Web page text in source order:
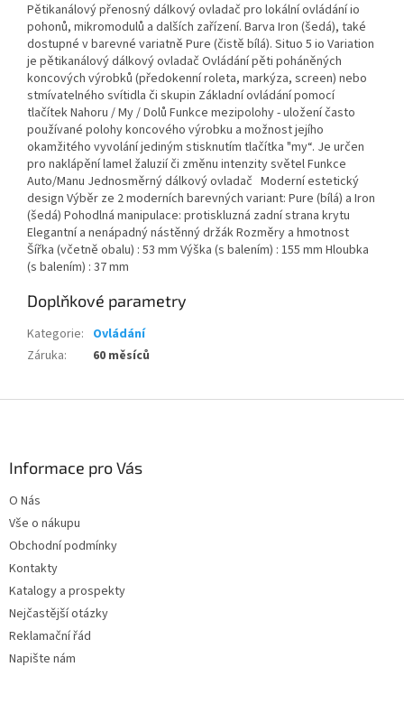
Pětikanálový přenosný dálkový ovladač pro lokální ovládání io
pohonů, mikromodulů a dalších zařízení. Barva Iron (šedá), také
dostupné v barevné variatně Pure (čistě bílá). Situo 5 io Variation
je pětikanálový dálkový ovladač Ovládání pěti poháněných
koncových výrobků (předokenní roleta, markýza, screen) nebo
stmívatelného svítidla či skupin Základní ovládání pomocí
tlačítek Nahoru / My / Dolů Funkce mezipolohy - uložení často
používané polohy koncového výrobku a možnost jejího
okamžitého vyvolání jediným stisknutím tlačítka "my“. Je určen
pro naklápění lamel žaluzií či změnu intenzity světel Funkce
Auto/Manu Jednosměrný dálkový ovladač Moderní estetický
design Výběr ze 2 moderních barevných variant: Pure (bílá) a Iron
(šedá) Pohodlná manipulace: protiskluzná zadní strana krytu
Elegantní a nenápadný nástěnný držák Rozměry a hmotnost
Šířka (včetně obalu) : 53 mm Výška (s balením) : 155 mm Hloubka
(s balením) : 37 mm
Doplňkové parametry
Kategorie: Ovládání
Záruka: 60 měsíců
Informace pro Vás
O Nás
Vše o nákupu
Obchodní podmínky
Kontakty
Katalogy a prospekty
Nejčastější otázky
Reklamační řád
Napište nám